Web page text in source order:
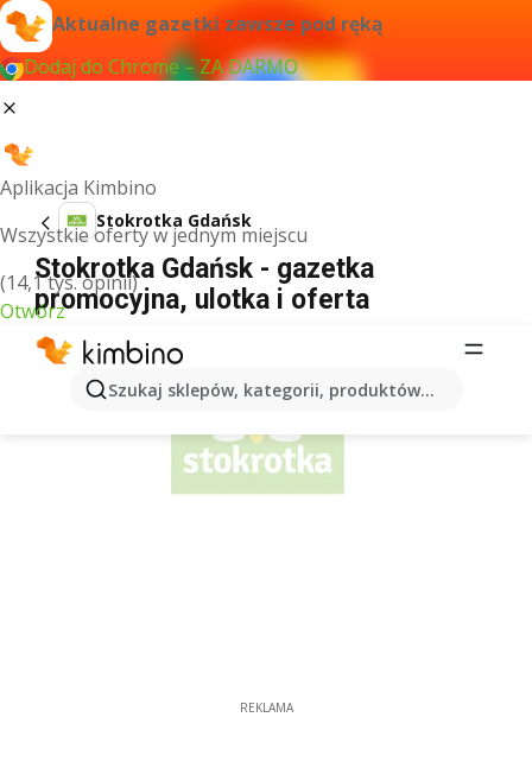
Aktualne gazetki zawsze pod ręką
Dodaj do Chrome – ZA DARMO
Aplikacja Kimbino
Wszystkie oferty w jednym miejscu
(14,1 tys. opinii)
Otwórz
Szukaj sklepów, kategorii, produktów...
Stokrotka Gdańsk
Stokrotka Gdańsk - gazetka
promocyjna, ulotka i oferta
REKLAMA